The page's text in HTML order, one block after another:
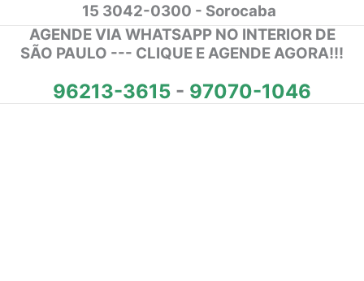
15 3042-0300 - Sorocaba
AGENDE VIA WHATSAPP NO INTERIOR DE
SÃO PAULO --- CLIQUE E AGENDE AGORA!!!
96213-3615 - 97070-1046